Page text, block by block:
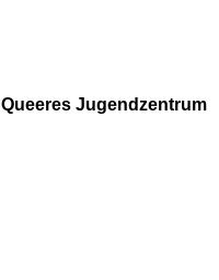
Queeres Jugendzentrum